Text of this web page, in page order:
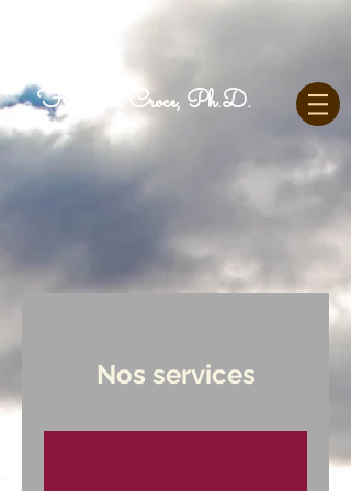
Francesca Croce, Ph.D.
Nos services